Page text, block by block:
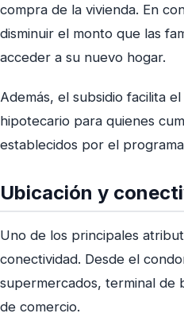
compra de la vivienda. En
disminuir el monto que las
acceder a su nuevo hogar.
Además, el subsidio facilita
hipotecario para quienes
establecidos por el
Ubicación y
Uno de los principales
conectividad. Desde el
supermercados, terminal de
de comercio.